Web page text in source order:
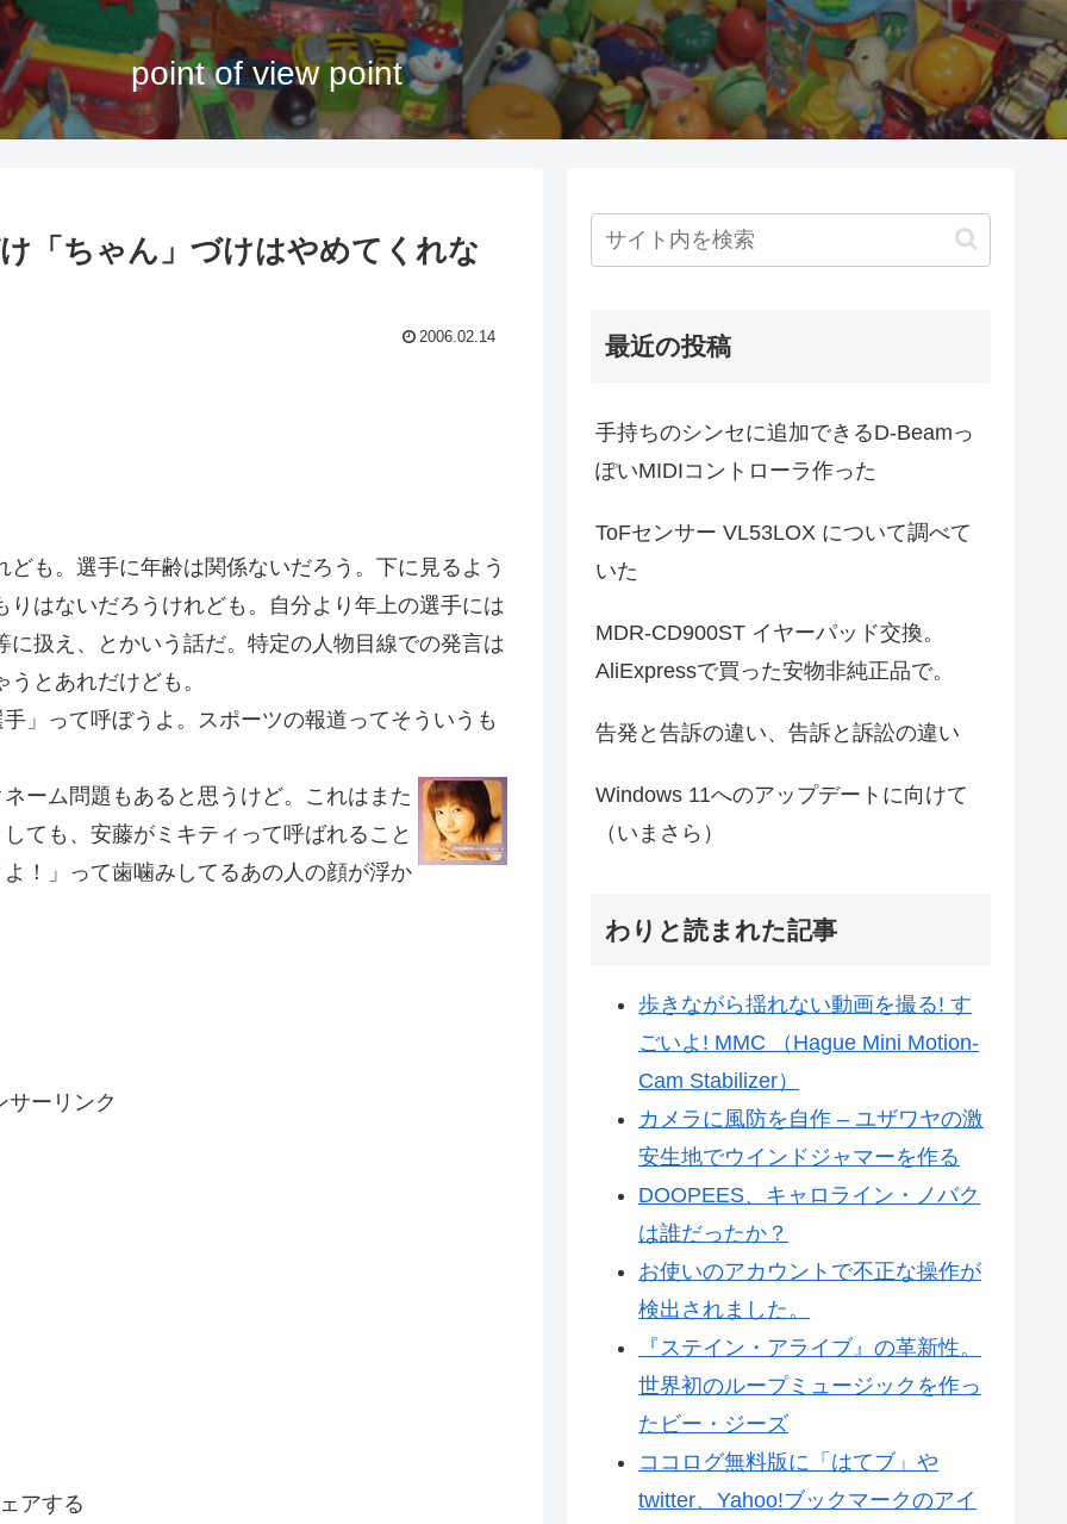
point of view point
「ちゃん」づけはやめてくれな
2006.02.14
も。選手に年齢は関係ないだろう。下に見るよう
はないだろうけれども。自分より年上の選手には
に扱え、とかいう話だ。特定の人物目線での発言は
とあれだけども。
」って呼ぼうよ。スポーツの報道ってそういうも
ーム問題もあると思うけど。これはまた
ても、安藤がミキティって呼ばれること
！」って歯噛みしてるあの人の顔が浮か
サーリンク
アする
最近の投稿
手持ちのシンセに追加できるD-Beamっ
ぽいMIDIコントローラ作った
ToFセンサー VL53LOX について調べて
いた
MDR-CD900ST イヤーパッド交換。
AliExpressで買った安物非純正品で。
告発と告訴の違い、告訴と訴訟の違い
Windows 11へのアップデートに向けて
（いまさら）
わりと読まれた記事
歩きながら揺れない動画を撮る! す
ごいよ! MMC （Hague Mini Motion-
Cam Stabilizer）
カメラに風防を自作 – ユザワヤの激
安生地でウインドジャマーを作る
DOOPEES、キャロライン・ノバク
は誰だったか？
お使いのアカウントで不正な操作が
検出されました。
『ステイン・アライブ』の革新性。
世界初のループミュージックを作っ
たビー・ジーズ
ココログ無料版に「はてブ」や
twitter、Yahoo!ブックマークのアイ